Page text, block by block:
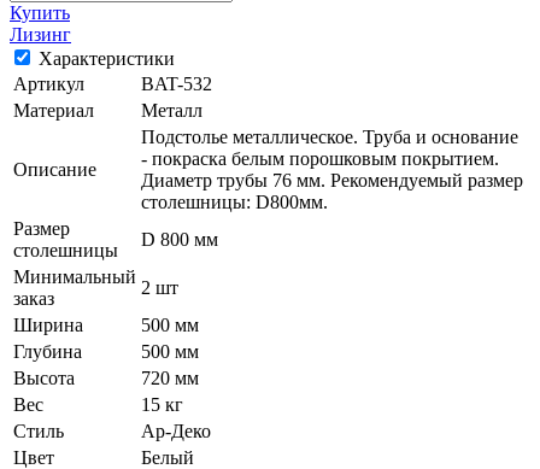
Купить
Лизинг
Характеристики
Артикул
BAT-532
Материал
Металл
Описание
Подстолье металлическое. Труба и основание
- покраска белым порошковым покрытием.
Диаметр трубы 76 мм. Рекомендуемый размер
столешницы: D800мм.
Размер
столешницы
D 800 мм
Минимальный
заказ
2 шт
Ширина
500 мм
Глубина
500 мм
Высота
720 мм
Вес
15 кг
Стиль
Ар-Деко
Цвет
Белый